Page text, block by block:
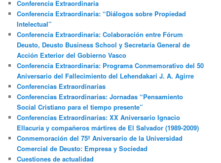
Conferencia Extraordinaria
Conferencia Extraordinaria: “Diálogos sobre Propiedad
Intelectual”
Conferencia Extraordinaria: Colaboración entre Fórum
Deusto, Deusto Business School y Secretaría General de
Acción Exterior del Gobierno Vasco
Conferencia Extraordinaria: Programa Conmemorativo del 50
Aniversario del Fallecimiento del Lehendakari J. A. Agirre
Conferencias Extraordinarias
Conferencias Extraordinarias: Jornadas “Pensamiento
Social Cristiano para el tiempo presente”
Conferencias Extraordinarias: XX Aniversario Ignacio
Ellacuria y compañeros mártires de El Salvador (1989-2009)
Conmemoración del 75º Aniversario de la Universidad
Comercial de Deusto: Empresa y Sociedad
Cuestiones de actualidad